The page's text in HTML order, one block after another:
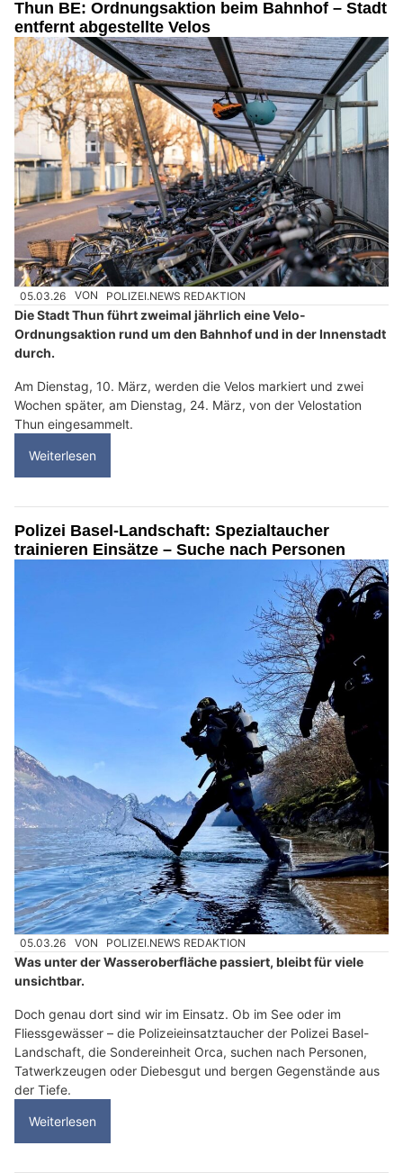
Thun BE: Ordnungsaktion beim Bahnhof – Stadt
entfernt abgestellte Velos
05.03.26 VON POLIZEI.NEWS REDAKTION
Die Stadt Thun führt zweimal jährlich eine Velo-
Ordnungsaktion rund um den Bahnhof und in der Innenstadt
durch.
Am Dienstag, 10. März, werden die Velos markiert und zwei
Wochen später, am Dienstag, 24. März, von der Velostation
Thun eingesammelt.
Weiterlesen
Polizei Basel-Landschaft: Spezialtaucher
trainieren Einsätze – Suche nach Personen
05.03.26 VON POLIZEI.NEWS REDAKTION
Was unter der Wasseroberfläche passiert, bleibt für viele
unsichtbar.
Doch genau dort sind wir im Einsatz. Ob im See oder im
Fliessgewässer – die Polizeieinsatztaucher der Polizei Basel-
Landschaft, die Sondereinheit Orca, suchen nach Personen,
Tatwerkzeugen oder Diebesgut und bergen Gegenstände aus
der Tiefe.
Weiterlesen